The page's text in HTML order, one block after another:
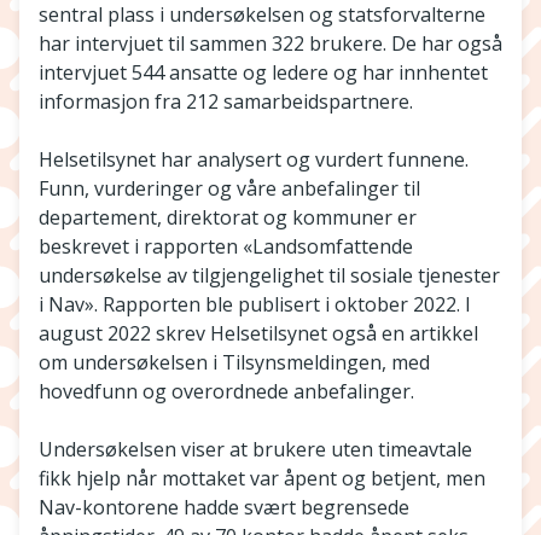
sentral plass i undersøkelsen og statsforvalterne
har intervjuet til sammen 322 brukere. De har også
intervjuet 544 ansatte og ledere og har innhentet
informasjon fra 212 samarbeidspartnere.
Helsetilsynet har analysert og vurdert funnene.
Funn, vurderinger og våre anbefalinger til
departement, direktorat og kommuner er
beskrevet i rapporten «Landsomfattende
undersøkelse av tilgjengelighet til sosiale tjenester
i Nav». Rapporten ble publisert i oktober 2022. I
august 2022 skrev Helsetilsynet også en artikkel
om undersøkelsen i Tilsynsmeldingen, med
hovedfunn og overordnede anbefalinger.
Undersøkelsen viser at brukere uten timeavtale
fikk hjelp når mottaket var åpent og betjent, men
Nav-kontorene hadde svært begrensede